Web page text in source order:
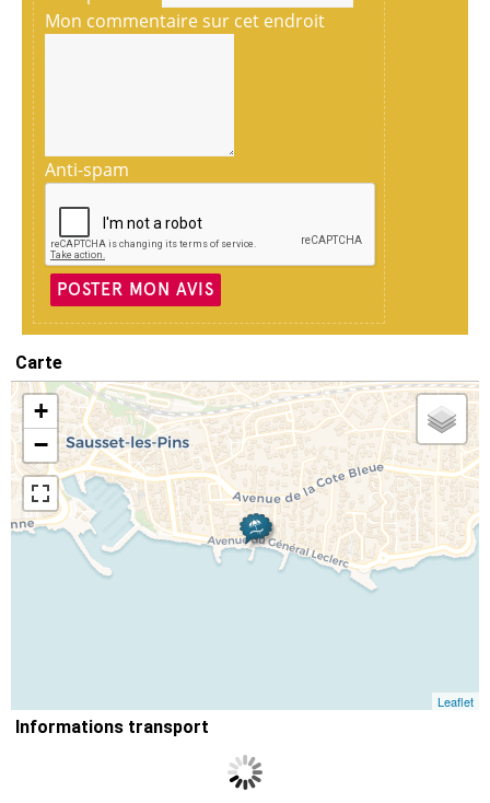
Mon commentaire sur cet endroit
Anti-spam
POSTER MON AVIS
Carte
+
−
Leaflet
Informations transport